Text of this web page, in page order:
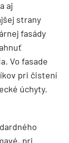
aj
strany
fasády
Vo fasade
pri čistení
úchyty.
pri